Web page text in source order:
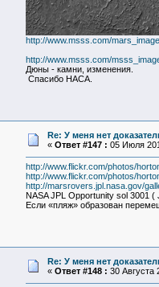
http://www.msss.com/
http://www.msss.com/
Дюны - камни, изменения.
Спасибо НАСА.
Re: У меня нет
« Ответ #147 : 05 Июля
http://www.flickr.com/photos/
http://www.flickr.com/photos/
http://marsrovers.jpl.nasa.gov/
NASA JPL Opportunity sol 3001
Если «пляж» образован
Re: У меня нет
« Ответ #148 : 30 Августа